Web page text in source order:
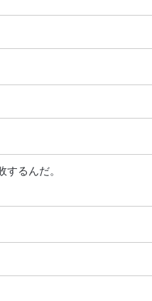
るんだ。